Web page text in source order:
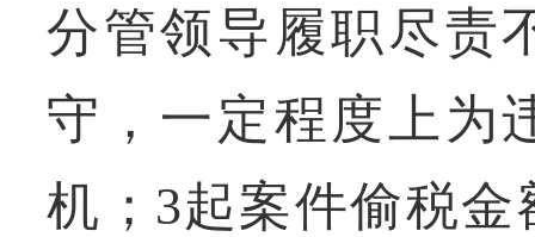
分管领导履职尽责
守，一定程度上为
机；3起案件偷税